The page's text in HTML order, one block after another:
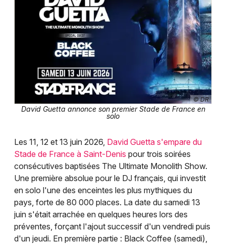
© DR
David Guetta annonce son premier Stade de France en
solo
Les 11, 12 et 13 juin 2026, David Guetta s'empare du
Stade de France à Saint-Denis pour trois soirées
consécutives baptisées The Ultimate Monolith Show.
Une première absolue pour le DJ français, qui investit
en solo l'une des enceintes les plus mythiques du
pays, forte de 80 000 places. La date du samedi 13
juin s'était arrachée en quelques heures lors des
préventes, forçant l'ajout successif d'un vendredi puis
d'un jeudi. En première partie : Black Coffee (samedi),